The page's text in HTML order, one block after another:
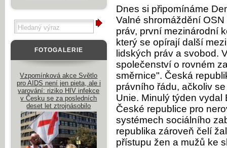
Dnes si připomínáme
Valné shromáždění
práv, první mezinárodní
který se opírají další
lidských práv a svobod.
společenství o rovném
směrnice". Česká
právního řádu, ačkoliv
Unie. Minulý týden
České republice pro
systémech sociálního
republika zároveň čelí
přístupu žen a mužů ke
FOTOGALERIE
Vzpomínková akce Světlo
pro AIDS není jen pieta, ale i
varování: riziko HIV infekce
v Česku se za posledních
deset let ztrojnásobilo